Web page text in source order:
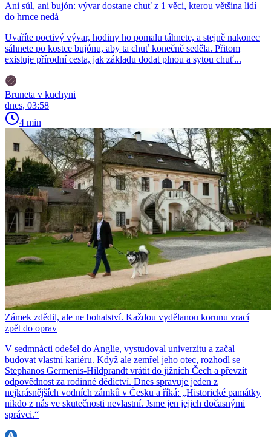
Ani sůl, ani bujón: vývar dostane chuť z 1 věci, kterou většina lidí
do hrnce nedá
Uvaříte poctivý vývar, hodiny ho pomalu táhnete, a stejně nakonec
sáhnete po kostce bujónu, aby ta chuť konečně seděla. Přitom
existuje přírodní cesta, jak základu dodat plnou a sytou chuť...
Bruneta v kuchyni
dnes, 03:58
4 min
Zámek zdědil, ale ne bohatství. Každou vydělanou korunu vrací
zpět do oprav
V sedmnácti odešel do Anglie, vystudoval univerzitu a začal
budovat vlastní kariéru. Když ale zemřel jeho otec, rozhodl se
Stephanos Germenis-Hildprandt vrátit do jižních Čech a převzít
odpovědnost za rodinné dědictví. Dnes spravuje jeden z
nejkrásnějších vodních zámků v Česku a říká: „Historické památky
nikdo z nás ve skutečnosti nevlastní. Jsme jen jejich dočasnými
správci.“